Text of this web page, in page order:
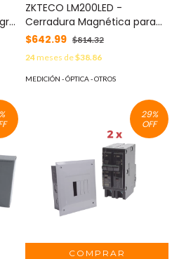
2
ZKTECO LM200LED -
Cerradura Magnética para
Uso Interior, Fuerza de
Sujeción 200kg, 12/24 VCC,
Fail Safe, Compatible con
Puertas de Madera, Vidrio y
$642.99 $814.32
24meses de$38.86
MEDICIÓN - ÓPTICA - OTROS
29%
OFF